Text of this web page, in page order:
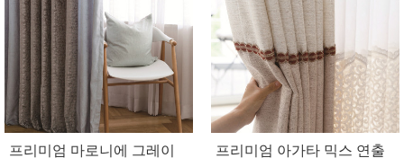
프리미엄 마로니에 그레이 프리미엄 아가타 믹스 연출